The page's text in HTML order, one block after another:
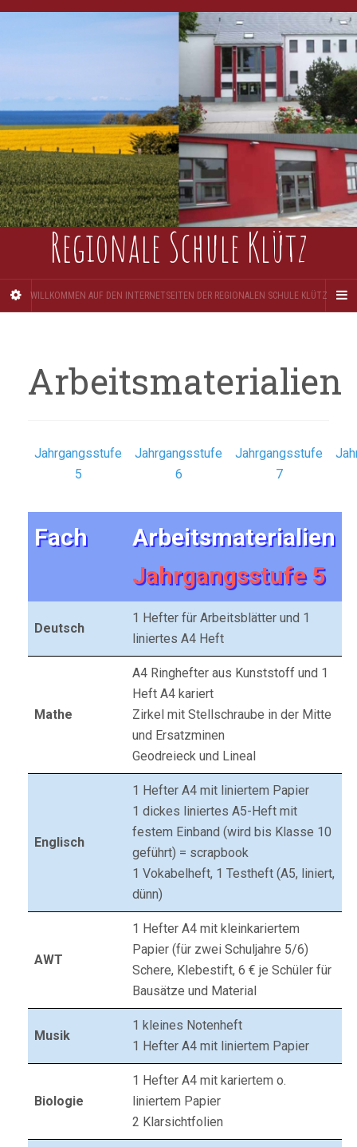
Regionale Schule Klütz
WILLKOMMEN AUF DEN INTERNETSEITEN DER REGIONALEN SCHULE KLÜTZ
Arbeitsmaterialien
Jahrgangsstufe
5
Jahrgangsstufe
6
Jahrgangsstufe
7
Fach
Arbeitsmaterialien
Jahrgangsstufe 5
Deutsch
1 Hefter für Arbeitsblätter und 1
liniertes A4 Heft
Mathe
A4 Ringhefter aus Kunststoff und 1
Heft A4 kariert
Zirkel mit Stellschraube in der Mitte
und Ersatzminen
Geodreieck und Lineal
Englisch
1 Hefter A4 mit liniertem Papier
1 dickes liniertes A5-Heft mit
festem Einband (wird bis Klasse 10
geführt) = scrapbook
1 Vokabelheft, 1 Testheft (A5, liniert,
dünn)
AWT
1 Hefter A4 mit kleinkariertem
Papier (für zwei Schuljahre 5/6)
Schere, Klebestift, 6 € je Schüler für
Bausätze und Material
Musik
1 kleines Notenheft
1 Hefter A4 mit liniertem Papier
Biologie
1 Hefter A4 mit kariertem o.
liniertem Papier
2 Klarsichtfolien